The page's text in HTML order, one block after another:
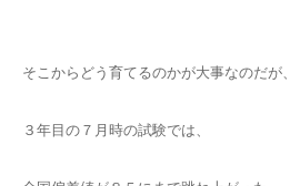
そこからどう育てるのかが大事なのだが、
３年目の７月時の試験では、